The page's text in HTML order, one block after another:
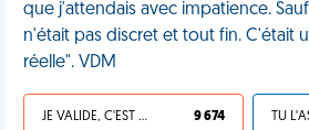
que j'attendais avec impatience.
n'était pas discret et tout fin. C'était
réelle". VDM
JE VALIDE, C'EST UNE VDM 9 674